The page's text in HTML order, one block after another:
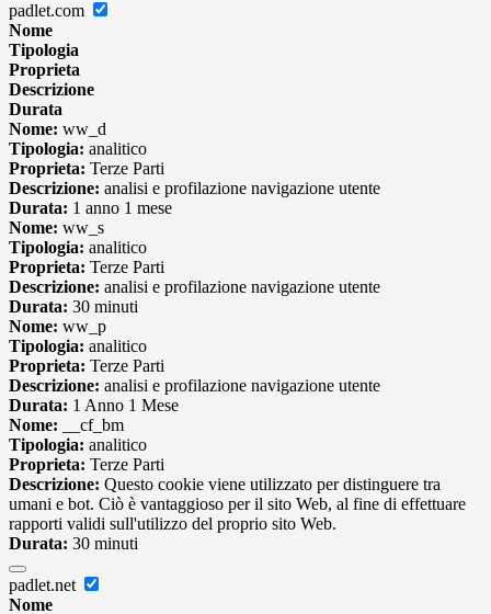
padlet.com
Nome
Tipologia
Proprieta
Descrizione
Durata
Nome: ww_d
Tipologia: analitico
Proprieta: Terze Parti
Descrizione: analisi e profilazione navigazione utente
Durata: 1 anno 1 mese
Nome: ww_s
Tipologia: analitico
Proprieta: Terze Parti
Descrizione: analisi e profilazione navigazione utente
Durata: 30 minuti
Nome: ww_p
Tipologia: analitico
Proprieta: Terze Parti
Descrizione: analisi e profilazione navigazione utente
Durata: 1 Anno 1 Mese
Nome: __cf_bm
Tipologia: analitico
Proprieta: Terze Parti
Descrizione: Questo cookie viene utilizzato per distinguere tra
umani e bot. Ciò è vantaggioso per il sito Web, al fine di effettuare
rapporti validi sull'utilizzo del proprio sito Web.
Durata: 30 minuti
padlet.net
Nome